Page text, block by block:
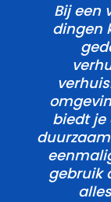
Bij een
dingen
biedt je
gebruik